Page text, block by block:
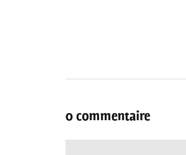
0 commentaire